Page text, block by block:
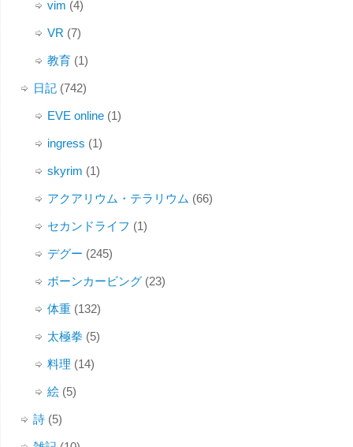
vim (4)
VR (7)
教育(1)
日記(742)
EVE online(1)
ingress (1)
skyrim (1)
アクアリウム・テラリウム (66)
セカンドライフ (1)
デグー (245)
ボーンカービング(23)
体重(132)
太極拳 (5)
料理 (14)
絵(5)
詩(5)